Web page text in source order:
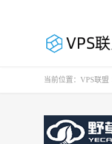
当前位置： VPS联盟